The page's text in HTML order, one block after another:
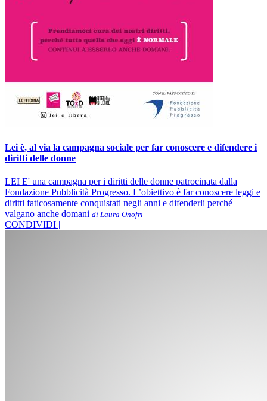
Lei è, al via la campagna sociale per far conoscere e difendere i
diritti delle donne
LEI E' una campagna per i diritti delle donne patrocinata dalla
Fondazione Pubblicità Progresso. L’obiettivo è far conoscere leggi e
diritti faticosamente conquistati negli anni e difenderli perché
valgano anche domani di Laura Onofri
CONDIVIDI |